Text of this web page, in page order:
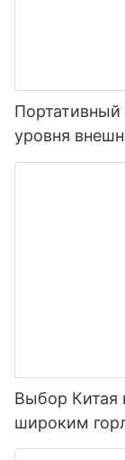
уровня
Выбор Китая
широким